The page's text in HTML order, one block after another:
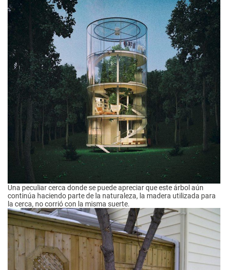
Una peculiar cerca donde se puede apreciar que este árbol aún
continúa haciendo parte de la naturaleza, la madera utilizada para
la cerca, no corrió con la misma suerte.